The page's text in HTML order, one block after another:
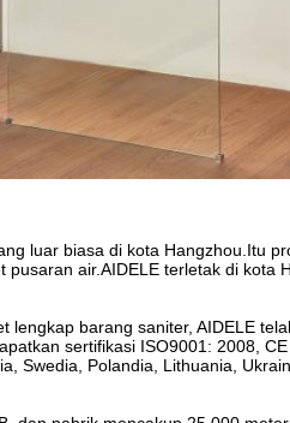
luar biasa di kota Hangzhou.Itu
air.AIDELE terletak di kota
barang saniter, AIDELE
sertifikasi ISO9001: 2008,
Swedia, Polandia, Lithuania,